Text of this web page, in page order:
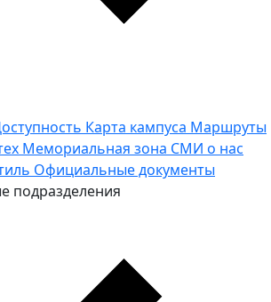
Карта кампуса Маршруты
Мемориальная зона СМИ о нас
Официальные документы
подразделения